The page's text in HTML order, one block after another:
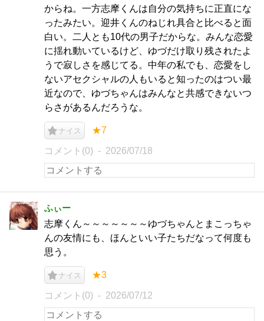
からね。一方志摩くんは自分の気持ちに正直にな
ったみたい。迎井くんのねじれ具合と比べると面
白い。二人とも10代の男子だからな。みんな恋愛
に揺れ動いているけど、ゆづだけ取り残されたよ
うで寂しさを感じてる。中年の私でも、恋愛をし
ないアセクシャルの人もいると知ったのはつい最
近なので、ゆづちゃんはみんなと共感できないつ
らさがあるんだろうな。
ナイス ★7
コメント(0) 2026/07/18
ふぃー
志摩くん～～～～～～～ゆづちゃんとまこっちゃ
んの友情にも、ほんといい子たちだなって何度も
思う。
ナイス ★3
コメント(0) 2026/07/12